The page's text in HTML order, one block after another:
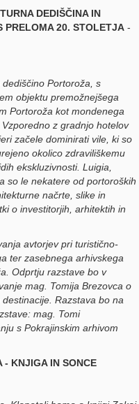
DEDIŠČINA IN
PRELOMA 20. STOLETJA -
Portoroža, s
objektu premožnejšega
Portoroža kot mondenega
z gradnjo hotelov
začele dominirati vile, ki so
okolico zdraviliškemu
ekskluzivnosti. Luigia,
so le nekatere od portoroških
načrte, slike in
o investitorjih, arhitektih in
avtorjev pri turistično-
ter zasebnega arhivskega
Odprtju razstave bo v
mag. Tomija Brezovca o
Razstava bo na
mag. Tomi
s Pokrajinskim arhivom
- KNJIGA IN SONCE